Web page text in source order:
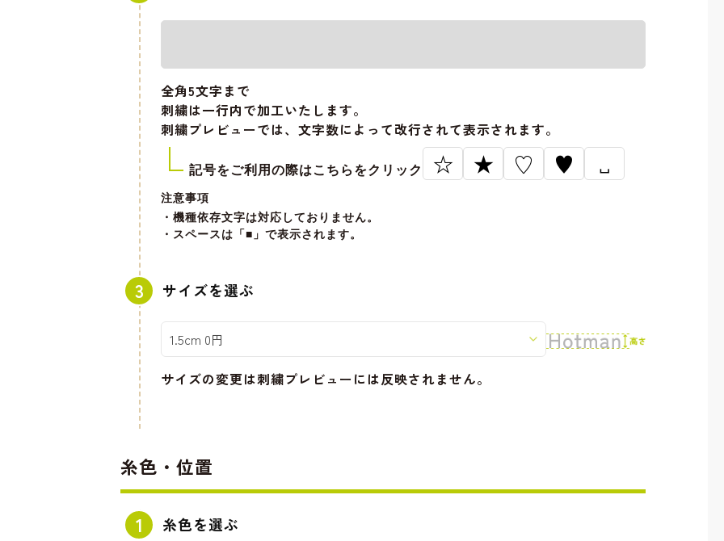
全角5文字 まで
刺繍は一行内で加工いたします。
刺繍プレビューでは、文字数によって改行されて表示されます。
記号をご利用の際はこちらをクリック ☆ ★ ♡ ♥ ␣
注意事項
・機種依存文字は対応しておりません。
・スペースは「■」で表示されます。
サイズを選ぶ
サイズの変更は刺繍プレビューには反映されません。
糸色・位置
糸色を選ぶ